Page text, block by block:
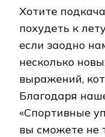
Хотите
похудеть к
если заодно
несколько
выражений,
Благодаря
«Спортивные
вы сможете не